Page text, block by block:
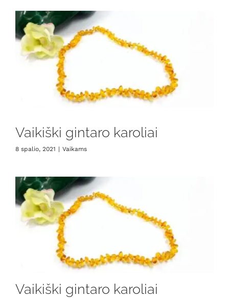
Vaikiški gintaro karoliai
8 spalio, 2021 | Vaikams
Vaikiški gintaro karoliai